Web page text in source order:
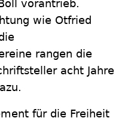
vorantrieb.
wie Otfried
rangen die
acht Jahre
für die Freiheit